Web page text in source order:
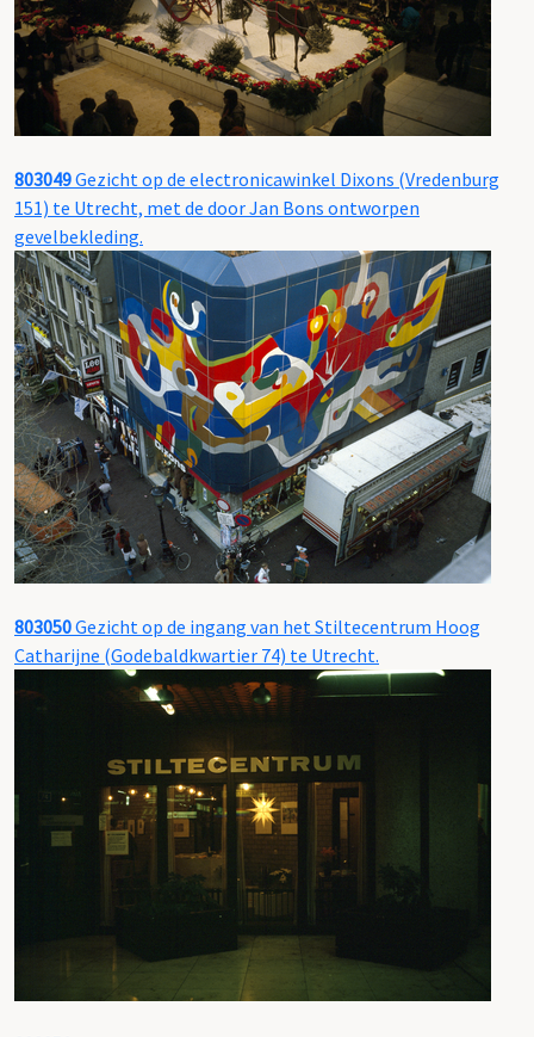
803049Gezicht op de electronicawinkel Dixons (Vredenburg
151) te Utrecht, met de door Jan Bons ontworpen
gevelbekleding.
803050Gezicht op de ingang van het Stiltecentrum Hoog
Catharijne (Godebaldkwartier 74) te Utrecht.